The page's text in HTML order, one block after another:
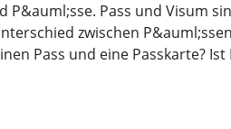
Pass und Visum
zwischen
Pass und eine Passkarte? Ist